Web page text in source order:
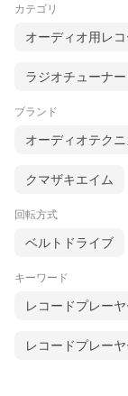
カテゴリ
オーディオ用レ
ラジオチューナー
ブランド
オーディオテクニ
クマザキエイム
回転方式
ベルトドライブ
キーワード
レコードプレーヤ
レコードプレー